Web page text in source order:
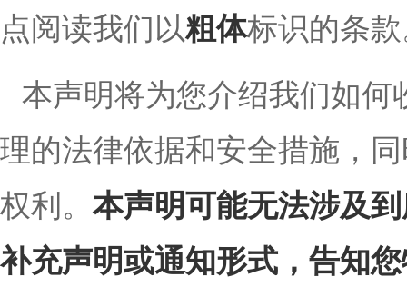
点阅读我们以粗体标识的条
本声明将为您介绍我们如
理的法律依据和安全措施，
权利。 本声明可能无法涉及
补充声明或通知形式，告知